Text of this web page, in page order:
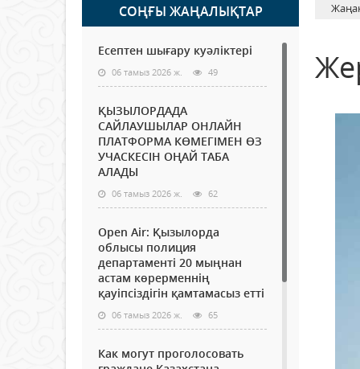
СОҢҒЫ ЖАҢАЛЫҚТАР
Есептен шығару куәліктері
06 тамыз 2026 ж. 49
ҚЫЗЫЛОРДАДА
САЙЛАУШЫЛАР ОНЛАЙН
ПЛАТФОРМА КӨМЕГІМЕН ӨЗ
УЧАСКЕСІН ОҢАЙ ТАБА
АЛАДЫ
06 тамыз 2026 ж. 62
Open Air: Қызылорда
облысы полиция
департаменті 20 мыңнан
астам көрерменнің
қауіпсіздігін қамтамасыз етті
06 тамыз 2026 ж. 65
Как могут проголосовать